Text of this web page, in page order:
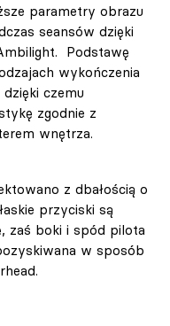
parametry obrazu
seansów dzięki
Podstawę
wykończenia
czemu
zgodnie z
wnętrza.
z dbałością o
przyciski są
zaś boki i spód pilota
w sposób